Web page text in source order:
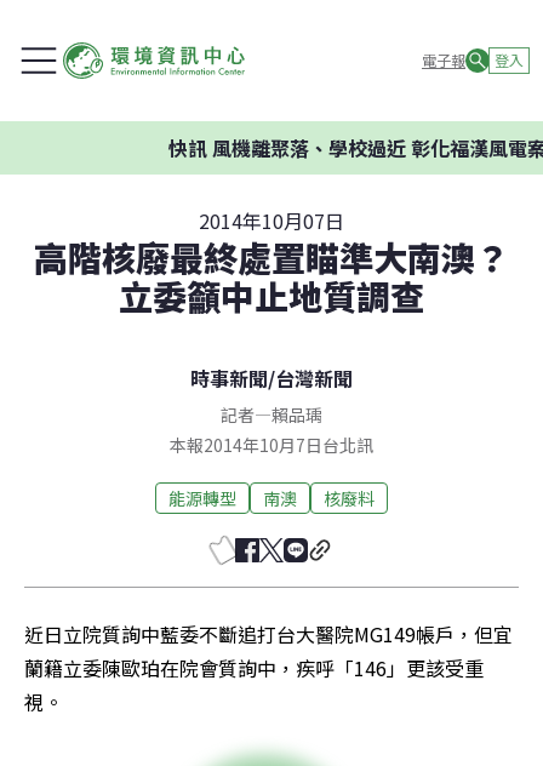
電子報 登入
快訊風機離聚落、學校過近 彰化福漢風電案
2014年10月07日
高階核廢最終處置瞄準大南澳？
立委籲中止地質調查
時事新聞/台灣新聞
記者—賴品瑀
本報2014年10月7日台北訊
能源轉型 南澳 核廢料
近日立院質詢中藍委不斷追打台大醫院MG149帳戶，但宜
蘭籍立委陳歐珀在院會質詢中，疾呼「146」更該受重
視。